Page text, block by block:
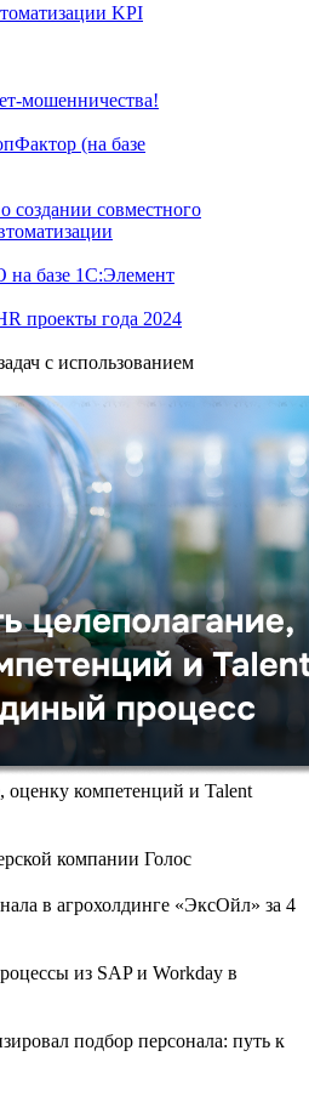
KPI
мошенничества!
(на базе
создании совместного
базе 1С:Элемент
проекты года 2024
с использованием
оценку компетенций и Talent
компании Голос
в агрохолдинге «ЭксОйл» за 4
из SAP и Workday в
подбор персонала: путь к